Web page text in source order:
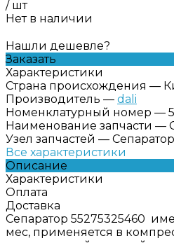
/ шт
Нет в наличии
Нашли дешевле?
Заказать
Характеристики
Страна происхождения —
Производитель — dali
Номенклатурный номер —
Наименование запчасти —
Узел запчастей —
Все характеристики
Описание
Характеристики
Оплата
Доставка
Сепаратор 55275325460
мес, применяется в